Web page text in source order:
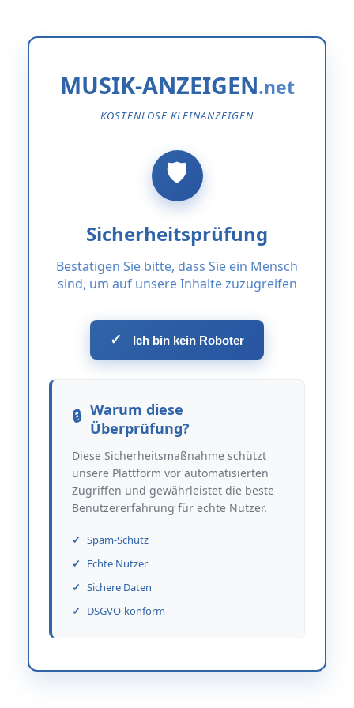
MUSIK-ANZEIGEN
KOSTENLOSE KLEINANZEIGEN
Sicherheitsprüfung
Bestätigen Sie bitte, dass Sie ein Mensch
sind, um auf unsere Inhalte zuzugreifen
✓ Ich bin kein Roboter
Warum diese
Überprüfung?
Diese Sicherheitsmaßnahme schützt
unsere Plattform vor automatisierten
Zugriffen und gewährleistet die beste
Benutzererfahrung für echte Nutzer.
Spam-Schutz
Echte Nutzer
Sichere Daten
DSGVO-konform